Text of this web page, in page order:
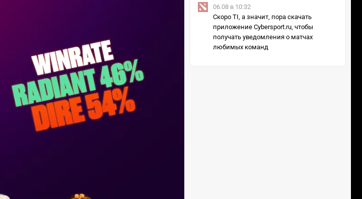
06.08 в 10:32
Скоро TI, а значит, пора скачать
приложение Cybersport.ru, чтобы
получать уведомления о матчах
любимых команд